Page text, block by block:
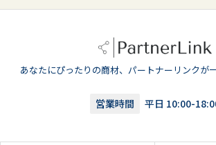
あなたにぴったりの商材、パートナーリンクが
営業時間 平日 10:00-